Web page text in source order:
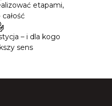
etapami,
– i dla kogo
sens